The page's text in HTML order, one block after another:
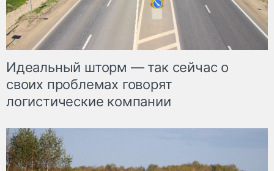
Идеальный шторм — так сейчас о
своих проблемах говорят
логистические компании